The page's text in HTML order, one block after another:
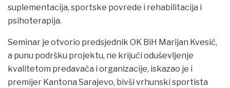
suplementacija, sportske povrede i rehabilitacija i
psihoterapija.
Seminar je otvorio predsjednik OK BiH Marijan Kvesić,
a punu podršku projektu, ne krijući oduševljenje
kvalitetom predavača i organizacije, iskazao je i
premijer Kantona Sarajevo, bivši vrhunski sportista